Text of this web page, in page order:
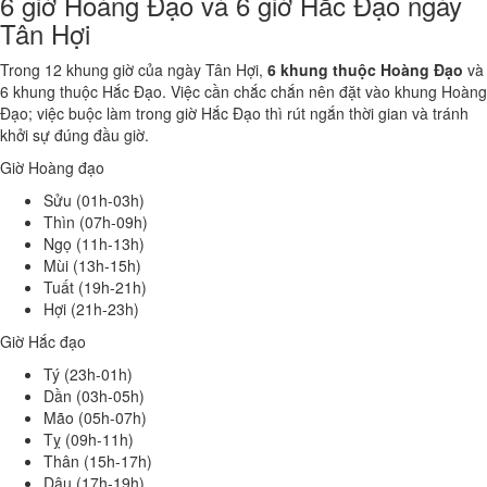
Tân Hợi
Trong 12 khung giờ của ngày Tân Hợi, 6 khung thuộc Hoàng Đạo và
6 khung thuộc Hắc Đạo. Việc cần chắc chắn nên đặt vào khung Hoàng
Đạo; việc buộc làm trong giờ Hắc Đạo thì rút ngắn thời gian và tránh
khởi sự đúng đầu giờ.
Giờ Hoàng đạo
Sửu (01h-03h)
Thìn (07h-09h)
Ngọ (11h-13h)
Mùi (13h-15h)
Tuất (19h-21h)
Hợi (21h-23h)
Giờ Hắc đạo
Tý (23h-01h)
Dần (03h-05h)
Mão (05h-07h)
Tỵ (09h-11h)
Thân (15h-17h)
Dậu (17h-19h)